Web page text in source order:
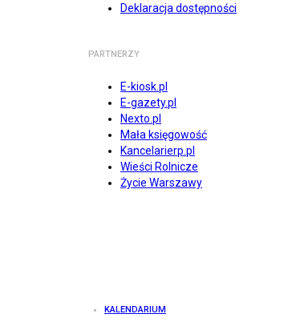
Deklaracja dostępności
PARTNERZY
E-kiosk.pl
E-gazety.pl
Nexto.pl
Mała księgowość
Kancelarierp.pl
Wieści Rolnicze
Życie Warszawy
KALENDARIUM